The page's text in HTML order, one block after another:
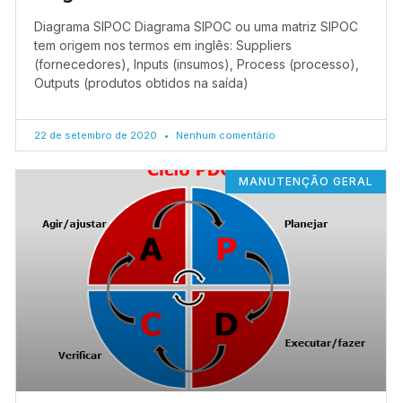
Diagrama SIPOC Diagrama SIPOC ou uma matriz SIPOC
tem origem nos termos em inglês: Suppliers
(fornecedores), Inputs (insumos), Process (processo),
Outputs (produtos obtidos na saída)
22 de setembro de 2020 Nenhum comentário
MANUTENÇÃO GERAL